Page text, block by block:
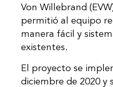
Von Willebrand
permitió al equipo
manera fácil y
existentes.
El proyecto se
diciembre de 2020 y